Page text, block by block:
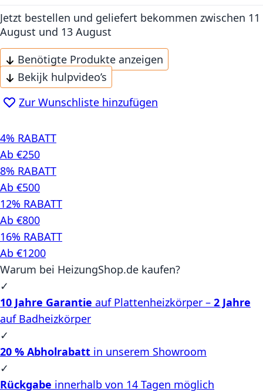
Jetzt bestellen und geliefert bekommen zwischen 11
August und 13 August
Benötigte Produkte anzeigen
Bekijk hulpvideo’s
Zur Wunschliste hinzufügen
4% RABATT
Ab €250
8% RABATT
Ab €500
12% RABATT
Ab €800
16% RABATT
Ab €1200
Warum bei HeizungShop.de kaufen?
✓
10 Jahre Garantie auf Plattenheizkörper – 2 Jahre
auf Badheizkörper
✓
20 % Abholrabatt in unserem Showroom
✓
Rückgabe innerhalb von 14 Tagen möglich